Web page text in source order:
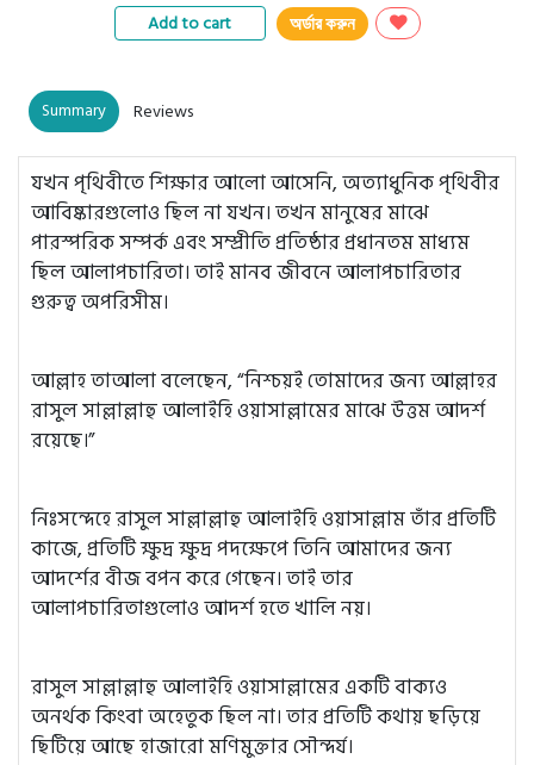
Add to cart অর্ডার করুন
Summary Reviews
যখন পৃথিবীতে শিক্ষার আলো আসেনি, অত্যাধুনিক পৃথিবীর
আবিষ্কারগুলোও ছিল না যখন। তখন মানুষের মাঝে
পারস্পরিক সম্পর্ক এবং সম্প্রীতি প্রতিষ্ঠার প্রধানতম মাধ্যম
ছিল আলাপচারিতা। তাই মানব জীবনে আলাপচারিতার
গুরুত্ব অপরিসীম।
আল্লাহ তাআলা বলেছেন, “নিশ্চয়ই তোমাদের জন্য আল্লাহর
রাসুল সাল্লাল্লাহু আলাইহি ওয়াসাল্লামের মাঝে উত্তম আদর্শ
রয়েছে।”
নিঃসন্দেহে রাসুল সাল্লাল্লাহু আলাইহি ওয়াসাল্লাম তাঁর প্রতিটি
কাজে, প্রতিটি ক্ষুদ্র ক্ষুদ্র পদক্ষেপে তিনি আমাদের জন্য
আদর্শের বীজ বপন করে গেছেন। তাই তার
আলাপচারিতাগুলোও আদর্শ হতে খালি নয়।
রাসুল সাল্লাল্লাহু আলাইহি ওয়াসাল্লামের একটি বাক্যও
অনর্থক কিংবা অহেতুক ছিল না। তার প্রতিটি কথায় ছড়িয়ে
ছিটিয়ে আছে হাজারো মণিমুক্তার সৌন্দর্য।